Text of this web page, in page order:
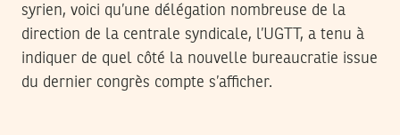
syrien, voici qu’une délégation nombreuse de la
direction de la centrale syndicale, l’UGTT, a tenu à
indiquer de quel côté la nouvelle bureaucratie issue
du dernier congrès compte s’afficher.